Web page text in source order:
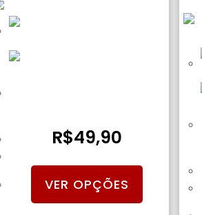
R$49,90
VER OPÇÕES